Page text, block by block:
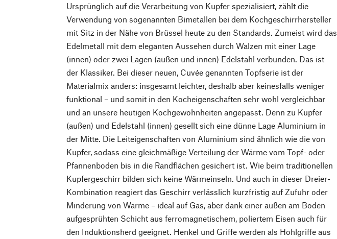
Ursprünglich auf die Verarbeitung von Kupfer spezialisiert, zählt die
Verwendung von sogenannten Bimetallen bei dem Kochgeschirrhersteller
mit Sitz in der Nähe von Brüssel heute zu den Standards. Zumeist wird das
Edelmetall mit dem eleganten Aussehen durch Walzen mit einer Lage
(innen) oder zwei Lagen (außen und innen) Edelstahl verbunden. Das ist
der Klassiker. Bei dieser neuen, Cuvée genannten Topfserie ist der
Materialmix anders: insgesamt leichter, deshalb aber keinesfalls weniger
funktional – und somit in den Kocheigenschaften sehr wohl vergleichbar
und an unsere heutigen Kochgewohnheiten angepasst. Denn zu Kupfer
(außen) und Edelstahl (innen) gesellt sich eine dünne Lage Aluminium in
der Mitte. Die Leiteigenschaften von Aluminium sind ähnlich wie die von
Kupfer, sodass eine gleichmäßige Verteilung der Wärme vom Topf- oder
Pfannenboden bis in die Randflächen gesichert ist. Wie beim traditionellen
Kupfergeschirr bilden sich keine Wärmeinseln. Und auch in dieser Dreier-
Kombination reagiert das Geschirr verlässlich kurzfristig auf Zufuhr oder
Minderung von Wärme – ideal auf Gas, aber dank einer außen am Boden
aufgesprühten Schicht aus ferromagnetischem, poliertem Eisen auch für
den Induktionsherd geeignet. Henkel und Griffe werden als Hohlgriffe aus